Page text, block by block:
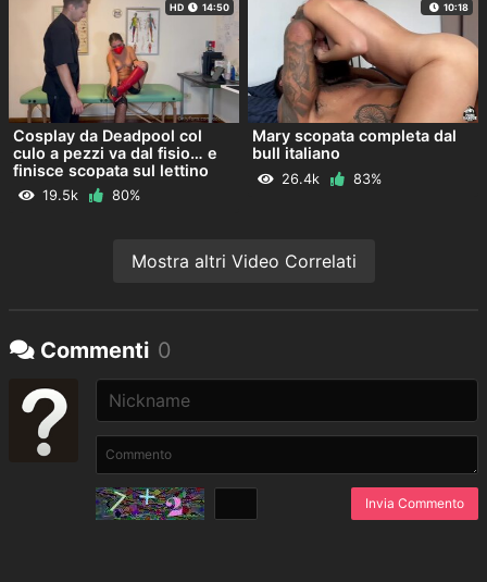
HD 14:50
Cosplay da Deadpool col
culo a pezzi va dal fisio… e
finisce scopata sul lettino
NEW OF ITA
19.5k 80%
10:18
Mary scopata completa dal
bull italiano
26.4k 83%
Mostra altri Video Correlati
Commenti 0
Invia Commento